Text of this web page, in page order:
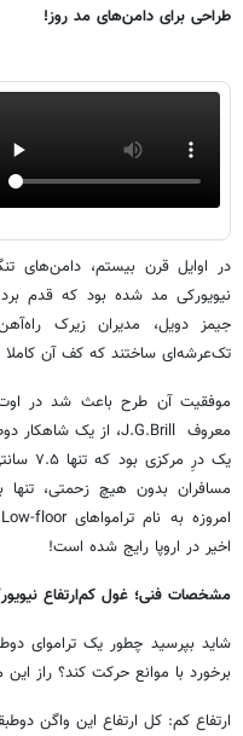
طراحی برای دامن‌های مد روز!
نیویورکی مد شده بود که قدم
جیمز دویل، مدیران زیرک
تک‌عرشه‌ای ساختند که کف آن
یک درِ
مسافران بدون هیچ زحمتی، تنها
اخیر در اروپا رایج شده است!
مشخصات فنی؛ غول کم‌ارتفاع
شاید بپرسید چطور یک تراموای
برخورد با موانع حرکت کند؟ راز
ارتفاع کم: کل ارتفاع این واگن دوطبقه